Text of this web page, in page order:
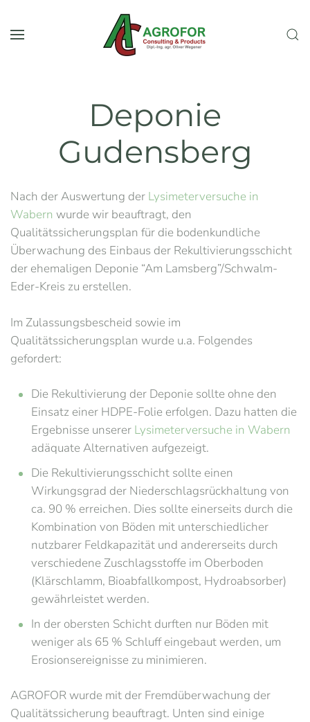
Zum Hauptinhalt springen
Deponie
Gudensberg
Nach der Auswertung der Lysimeterversuche in
Wabern wurde wir beauftragt, den
Qualitätssicherungsplan für die bodenkundliche
Überwachung des Einbaus der Rekultivierungsschicht
der ehemaligen Deponie “Am Lamsberg”/Schwalm-
Eder-Kreis zu erstellen.
Im Zulassungsbescheid sowie im
Qualitätssicherungsplan wurde u.a. Folgendes
gefordert:
Die Rekultivierung der Deponie sollte ohne den
Einsatz einer HDPE-Folie erfolgen. Dazu hatten die
Ergebnisse unserer Lysimeterversuche in Wabern
adäquate Alternativen aufgezeigt.
Die Rekultivierungsschicht sollte einen
Wirkungsgrad der Niederschlagsrückhaltung von
ca. 90 % erreichen. Dies sollte einerseits durch die
Kombination von Böden mit unterschiedlicher
nutzbarer Feldkapazität und andererseits durch
verschiedene Zuschlagsstoffe im Oberboden
(Klärschlamm, Bioabfallkompost, Hydroabsorber)
gewährleistet werden.
In der obersten Schicht durften nur Böden mit
weniger als 65 % Schluff eingebaut werden, um
Erosionsereignisse zu minimieren.
AGROFOR wurde mit der Fremdüberwachung der
Qualitätssicherung beauftragt. Unten sind einige